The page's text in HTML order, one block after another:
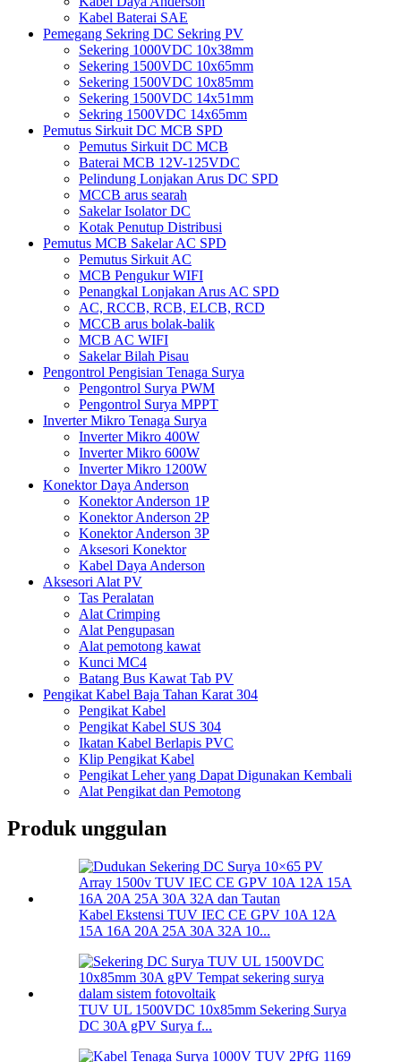
Kabel Baterai SAE
Pemegang Sekring DC Sekring PV
Sekering 1000VDC 10x38mm
Sekering 1500VDC 10x65mm
Sekering 1500VDC 10x85mm
Sekering 1500VDC 14x51mm
Sekring 1500VDC 14x65mm
Pemutus Sirkuit DC MCB SPD
Pemutus Sirkuit DC MCB
Baterai MCB 12V-125VDC
Pelindung Lonjakan Arus DC SPD
MCCB arus searah
Sakelar Isolator DC
Kotak Penutup Distribusi
Pemutus MCB Sakelar AC SPD
Pemutus Sirkuit AC
MCB Pengukur WIFI
Penangkal Lonjakan Arus AC SPD
AC, RCCB, RCB, ELCB, RCD
MCCB arus bolak-balik
MCB AC WIFI
Sakelar Bilah Pisau
Pengontrol Pengisian Tenaga Surya
Pengontrol Surya PWM
Pengontrol Surya MPPT
Inverter Mikro Tenaga Surya
Inverter Mikro 400W
Inverter Mikro 600W
Inverter Mikro 1200W
Konektor Daya Anderson
Konektor Anderson 1P
Konektor Anderson 2P
Konektor Anderson 3P
Aksesori Konektor
Kabel Daya Anderson
Aksesori Alat PV
Tas Peralatan
Alat Crimping
Alat Pengupasan
Alat pemotong kawat
Kunci MC4
Batang Bus Kawat Tab PV
Pengikat Kabel Baja Tahan Karat 304
Pengikat Kabel
Pengikat Kabel SUS 304
Ikatan Kabel Berlapis PVC
Klip Pengikat Kabel
Pengikat Leher yang Dapat Digunakan Kembali
Alat Pengikat dan Pemotong
Produk unggulan
Kabel Ekstensi TUV IEC CE GPV 10A 12A
15A 16A 20A 25A 30A 32A 10...
TUV UL 1500VDC 10x85mm Sekering Surya
DC 30A gPV Surya f...